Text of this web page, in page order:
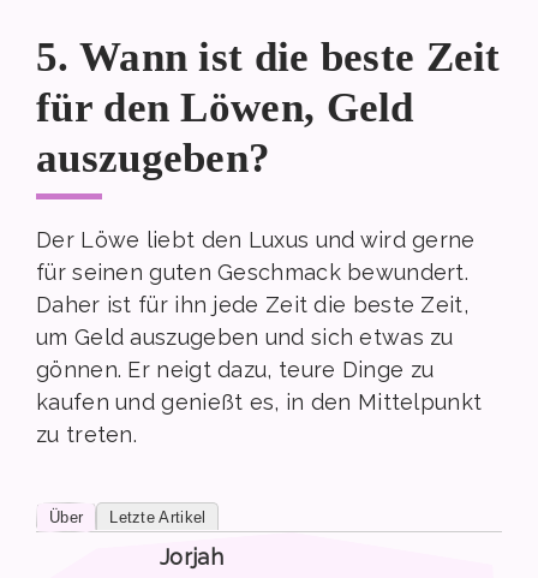
5. Wann ist die beste Zeit
für den Löwen, Geld
auszugeben?
Der Löwe liebt den Luxus und wird gerne
für seinen guten Geschmack bewundert.
Daher ist für ihn jede Zeit die beste Zeit,
um Geld auszugeben und sich etwas zu
gönnen. Er neigt dazu, teure Dinge zu
kaufen und genießt es, in den Mittelpunkt
zu treten.
Über Letzte Artikel
Jorjah